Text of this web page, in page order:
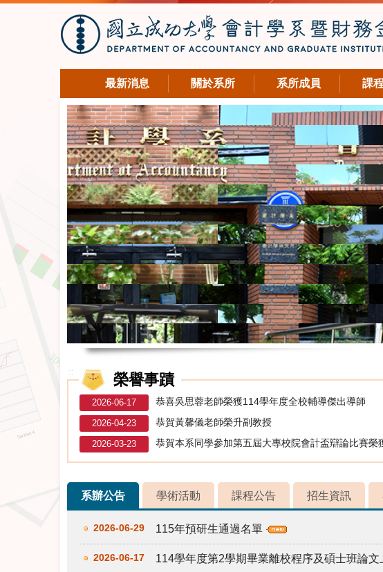
最新消息 關於系所 系所成員 課
::: 榮譽事蹟
2026-06-17 恭喜吳思蓉老師榮獲114學年度全校輔導傑出導師
2026-04-23 恭賀黃馨儀老師榮升副教授
2026-03-23 恭賀本系同學參加第五屆大專校院會計盃辯論比賽榮
系辦公告 學術活動 課程公告 招生資訊
2026-06-29 115年預研生通過名單
2026-06-17 114學年度第2學期畢業離校程序及碩士班論文